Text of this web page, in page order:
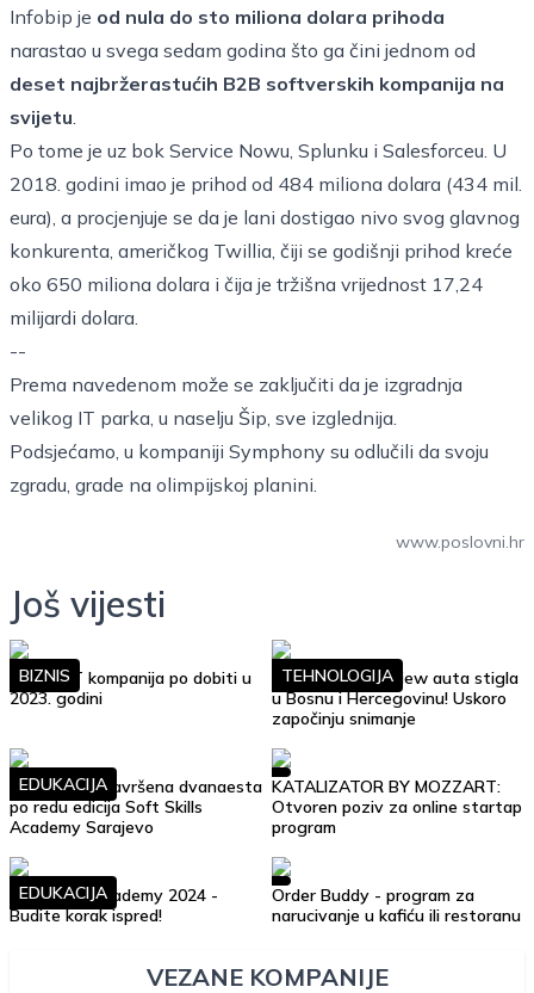
Infobip je od nula do sto miliona dolara prihoda
narastao u svega sedam godina što ga čini jednom od
deset najbržerastućih B2B softverskih kompanija na
svijetu.
Po tome je uz bok Service Nowu, Splunku i Salesforceu. U
2018. godini imao je prihod od 484 miliona dolara (434 mil.
eura), a procjenjuje se da je lani dostigao nivo svog glavnog
konkurenta, američkog Twillia, čiji se godišnji prihod kreće
oko 650 miliona dolara i čija je tržišna vrijednost 17,24
milijardi dolara.
--
Prema navedenom može se zaključiti da je izgradnja
velikog IT parka, u naselju Šip, sve izglednija.
Podsjećamo, u kompaniji Symphony su odlučili da svoju
zgradu, grade na olimpijskoj planini.
www.poslovni.hr
Još vijesti
Top 10 IT kompanija po dobiti u
2023. godini
BIZNIS
Google Street View auta stigla
u Bosnu i Hercegovinu! Uskoro
započinju snimanje
TEHNOLOGIJA
Uspješno je završena dvanaesta
po redu edicija Soft Skills
Academy Sarajevo
EDUKACIJA
KATALIZATOR BY MOZZART:
Otvoren poziv za online startap
program
Soft Skills Academy 2024 -
Budite korak ispred!
EDUKACIJA
Order Buddy - program za
narucivanje u kafiću ili restoranu
VEZANE KOMPANIJE